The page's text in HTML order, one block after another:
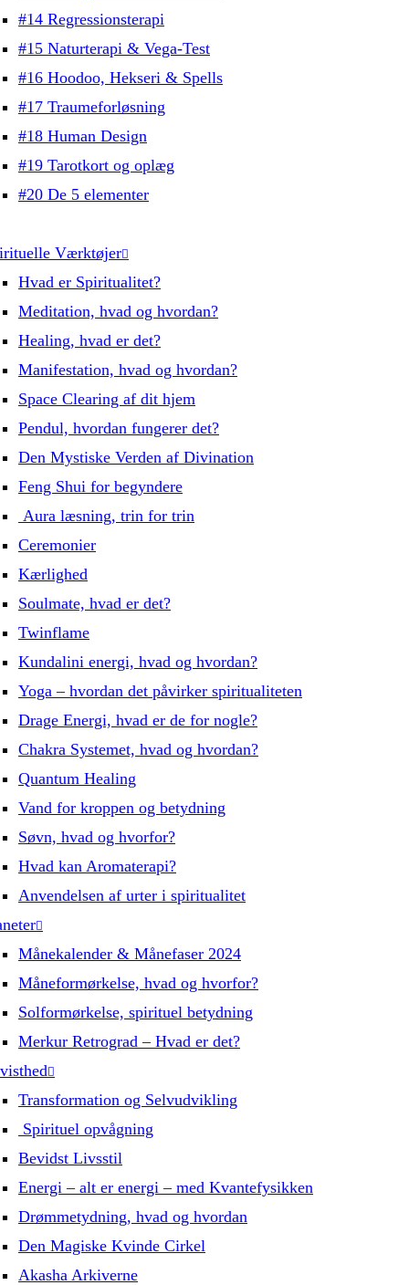
#14 Regressionsterapi
#15 Naturterapi & Vega-Test
#16 Hoodoo, Hekseri & Spells
#17 Traumeforløsning
#18 Human Design
#19 Tarotkort og oplæg
#20 De 5 elementer
Værktøjer
Hvad er Spiritualitet?
Meditation, hvad og hvordan?
Healing, hvad er det?
Manifestation, hvad og hvordan?
Space Clearing af dit hjem
Pendul, hvordan fungerer det?
Den Mystiske Verden af Divination
Feng Shui for begyndere
Aura læsning, trin for trin
Ceremonier
Kærlighed
Soulmate, hvad er det?
Twinflame
Kundalini energi, hvad og hvordan?
Yoga – hvordan det påvirker spiritualiteten
Drage Energi, hvad er de for nogle?
Chakra Systemet, hvad og hvordan?
Quantum Healing
Vand for kroppen og betydning
Søvn, hvad og hvorfor?
Hvad kan Aromaterapi?
Anvendelsen af urter i spiritualitet
Månekalender & Månefaser 2024
Måneformørkelse, hvad og hvorfor?
Solformørkelse, spirituel betydning
Merkur Retrograd – Hvad er det?
Transformation og Selvudvikling
Spirituel opvågning
Bevidst Livsstil
Energi – alt er energi – med Kvantefysikken
Drømmetydning, hvad og hvordan
Den Magiske Kvinde Cirkel
Akasha Arkiverne